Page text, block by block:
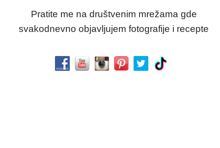
Pratite me na društvenim mrežama gde
svakodnevno objavljujem fotografije i recepte